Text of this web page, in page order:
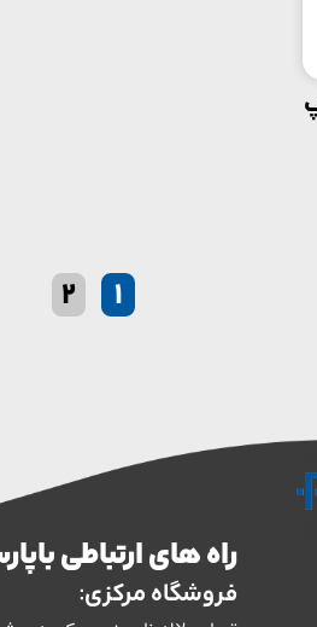
تیپ
1
2
راه های ارتباطی با
فروشگاه مرکزی: